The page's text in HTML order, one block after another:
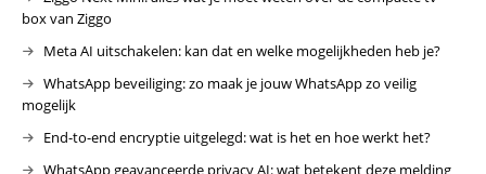
box van Ziggo
Meta AI uitschakelen: kan dat en welke mogelijkheden heb je?
WhatsApp beveiliging: zo maak je jouw WhatsApp zo veilig
mogelijk
End-to-end encryptie uitgelegd: wat is het en hoe werkt het?
WhatsApp geavanceerde privacy AI: wat betekent deze melding